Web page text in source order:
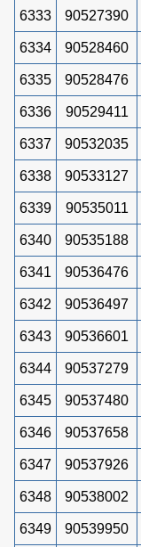
6333 90527390
6334 90528460
6335 90528476
6336 90529411
6337 90532035
6338 90533127
6339 90535011
6340 90535188
6341 90536476
6342 90536497
6343 90536601
6344 90537279
6345 90537480
6346 90537658
6347 90537926
6348 90538002
6349 90539950